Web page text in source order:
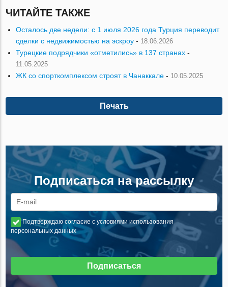
ЧИТАЙТЕ ТАКЖЕ
Осталось две недели: с 1 июля 2026 года Турция переводит
сделки с недвижимостью на эскроу - 18.06.2026
Турецкие подрядчики «отметились» в 137 странах -
11.05.2025
ЖК со спорткомплексом строят в Чанаккале - 10.05.2025
Печать
Подписаться на рассылку
Подтверждаю согласие с условиями использования
персональных данных
Подписаться